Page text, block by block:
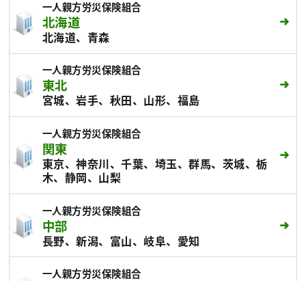
一人親方労災保険組合
北海道
北海道、青森
一人親方労災保険組合
東北
宮城、岩手、秋田、山形、福島
一人親方労災保険組合
関東
東京、神奈川、千葉、埼玉、群馬、茨城、栃
木、静岡、山梨
一人親方労災保険組合
中部
長野、新潟、富山、岐阜、愛知
一人親方労災保険組合